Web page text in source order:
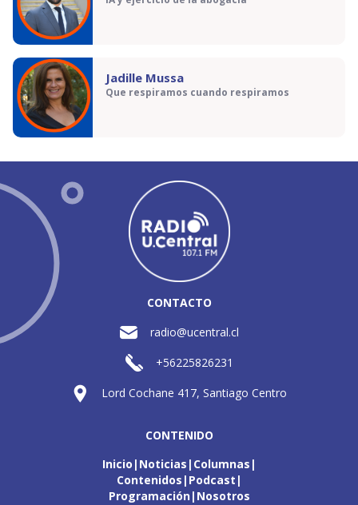
Jadille Mussa
Que respiramos cuando respiramos
CONTACTO
radio@ucentral.cl
+56225826231
Lord Cochane 417, Santiago Centro
CONTENIDO
Inicio Noticias Columnas
Contenidos Podcast
Programación Nosotros